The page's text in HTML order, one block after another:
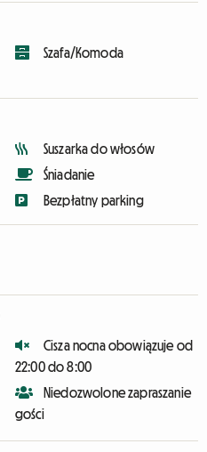
Szafa/Komoda
Suszarka do włosów
Śniadanie
Bezpłatny parking
Cisza nocna obowiązuje od
22:00 do 8:00
Niedozwolone zapraszanie
gości